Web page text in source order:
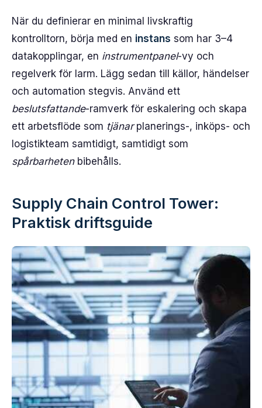
När du definierar en minimal livskraftig
kontrolltorn, börja med en instans som har 3–4
datakopplingar, en instrumentpanel-vy och
regelverk för larm. Lägg sedan till källor, händelser
och automation stegvis. Använd ett
beslutsfattande-ramverk för eskalering och skapa
ett arbetsflöde som tjänarplanerings-, inköps- och
logistikteam samtidigt, samtidigt som
spårbarhetenbibehålls.
Supply Chain Control Tower:
Praktisk driftsguide